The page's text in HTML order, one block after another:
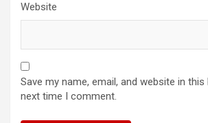
Website
Save my name, email, and website in
next time I comment.